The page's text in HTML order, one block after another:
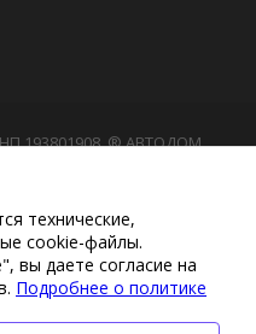
193801908. ® АВТОДОМ
характер
материалов
элементов дизайна и
данных
технические,
сооkіе-файлы.
вы даете согласие на
Подробнее о политике